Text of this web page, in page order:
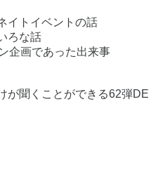
イトイベントの話
ろな話
企画であった出来事
が聞くことができる62弾DE